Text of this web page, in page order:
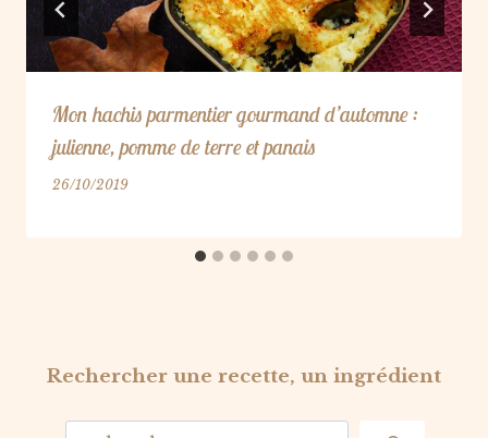
Mon hachis parmentier gourmand d’automne :
julienne, pomme de terre et panais
26/10/2019
Rechercher une recette, un ingrédient